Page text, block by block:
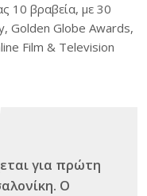
10 βραβεία, με 30
Golden Globe Awards,
Film & Television
για πρώτη
Ο